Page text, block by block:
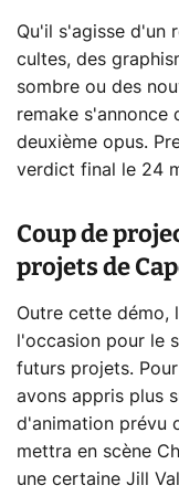
Qu'il s'agisse d'un
cultes, des
sombre ou des
remake s'annonce
deuxième opus.
verdict final le 24
Coup de
projets de
Outre cette démo,
l'occasion pour le
futurs projets.
avons appris plus
d'animation prévu
mettra en scène
une certaine Jill